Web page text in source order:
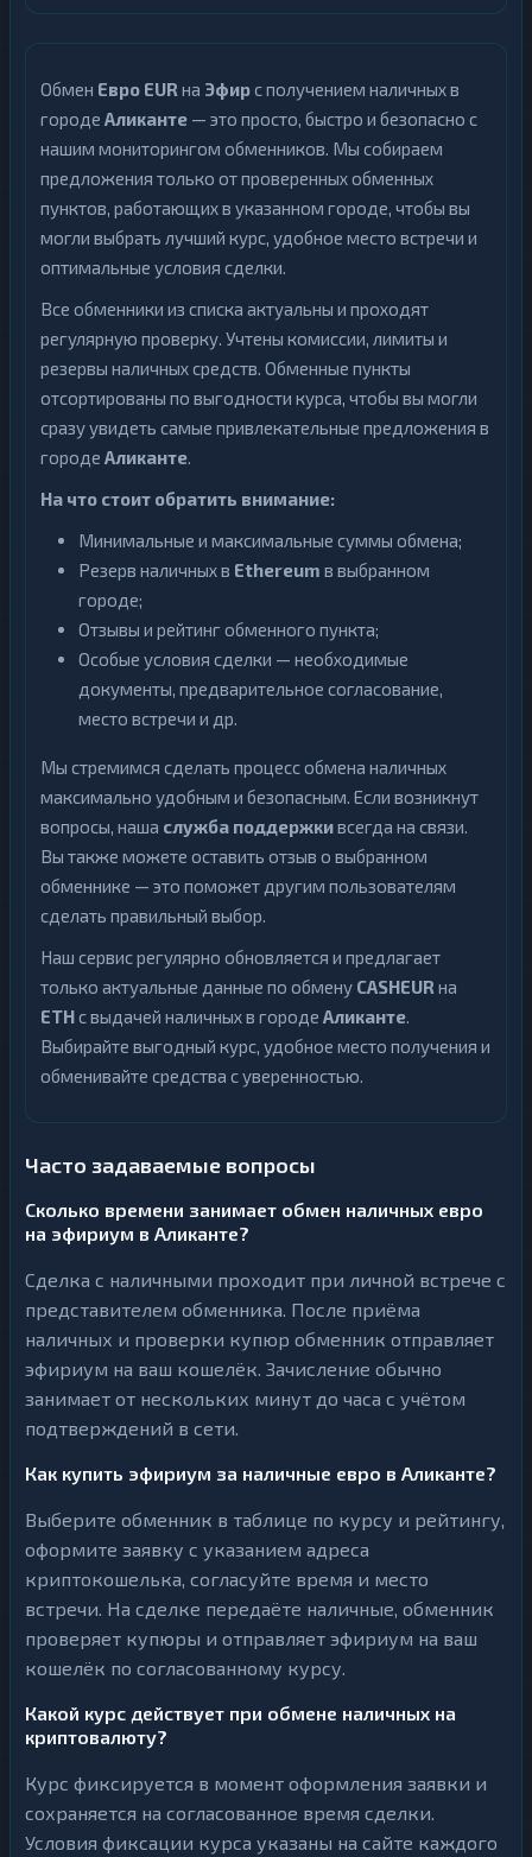
Обмен Евро EUR на Эфирс получением наличных в
городе Аликанте — это просто, быстро и безопасно с
нашим мониторингом обменников. Мы собираем
предложения только от проверенных обменных
пунктов, работающих в указанном городе, чтобы вы
могли выбрать лучший курс, удобное место встречи и
оптимальные условия сделки.
Все обменники из списка актуальны и проходят
регулярную проверку. Учтены комиссии, лимиты и
резервы наличных средств. Обменные пункты
отсортированы по выгодности курса, чтобы вы могли
сразу увидеть самые привлекательные предложения в
городе Аликанте.
На что стоит обратить внимание:
Минимальные и максимальные суммы обмена;
Резерв наличных в Ethereum в выбранном
городе;
Отзывы и рейтинг обменного пункта;
Особые условия сделки — необходимые
документы, предварительное согласование,
место встречи и др.
Мы стремимся сделать процесс обмена наличных
максимально удобным и безопасным. Если возникнут
вопросы, наша служба поддержкивсегда на связи.
Вы также можете оставить отзыв о выбранном
обменнике — это поможет другим пользователям
сделать правильный выбор.
Наш сервис регулярно обновляется и предлагает
только актуальные данные по обмену CASHEUR на
ETHс выдачей наличных в городе Аликанте.
Выбирайте выгодный курс, удобное место получения и
обменивайте средства с уверенностью.
Часто задаваемые вопросы
Сколько времени занимает обмен наличных евро
на эфириум в Аликанте?
Сделка с наличными проходит при личной встрече с
представителем обменника. После приёма
наличных и проверки купюр обменник отправляет
эфириум на ваш кошелёк. Зачисление обычно
занимает от нескольких минут до часа с учётом
подтверждений в сети.
Как купить эфириум за наличные евро в Аликанте?
Выберите обменник в таблице по курсу и рейтингу,
оформите заявку с указанием адреса
криптокошелька, согласуйте время и место
встречи. На сделке передаёте наличные, обменник
проверяет купюры и отправляет эфириум на ваш
кошелёк по согласованному курсу.
Какой курс действует при обмене наличных на
криптовалюту?
Курс фиксируется в момент оформления заявки и
сохраняется на согласованное время сделки.
Условия фиксации курса указаны на сайте каждого